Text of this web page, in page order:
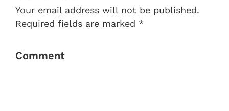
Your email address will not be published.
Required fields are marked *
Comment